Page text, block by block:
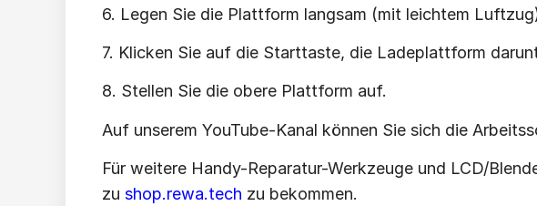
6. Legen Sie die Plattform langsam (mit leichtem
7. Klicken Sie auf die Starttaste, die Ladeplattform
8. Stellen Sie die obere Plattform auf.
Auf unserem YouTube-Kanal können Sie sich die
Für weitere Handy-Reparatur-Werkzeuge und LCD/
zu shop.rewa.tech zu bekommen.